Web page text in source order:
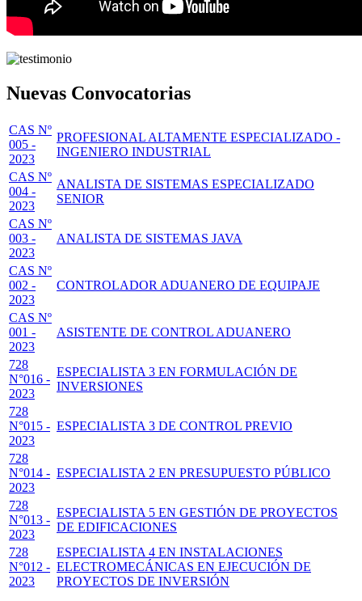
Nuevas Convocatorias
CAS Nº
005 -
2023
PROFESIONAL ALTAMENTE ESPECIALIZADO -
INGENIERO INDUSTRIAL
CAS Nº
004 -
2023
ANALISTA DE SISTEMAS ESPECIALIZADO
SENIOR
CAS Nº
003 -
2023
ANALISTA DE SISTEMAS JAVA
CAS Nº
002 -
2023
CONTROLADOR ADUANERO DE EQUIPAJE
CAS Nº
001 -
2023
ASISTENTE DE CONTROL ADUANERO
728
N°016 -
2023
ESPECIALISTA 3 EN FORMULACIÓN DE
INVERSIONES
728
N°015 -
2023
ESPECIALISTA 3 DE CONTROL PREVIO
728
N°014 -
2023
ESPECIALISTA 2 EN PRESUPUESTO PÚBLICO
728
N°013 -
2023
ESPECIALISTA 5 EN GESTIÓN DE PROYECTOS
DE EDIFICACIONES
728
N°012 -
2023
ESPECIALISTA 4 EN INSTALACIONES
ELECTROMECÁNICAS EN EJECUCIÓN DE
PROYECTOS DE INVERSIÓN